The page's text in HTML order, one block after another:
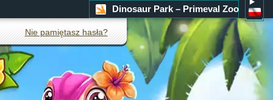
Dinosaur Park – Primeval Zoo
Nie pamiętasz hasła?